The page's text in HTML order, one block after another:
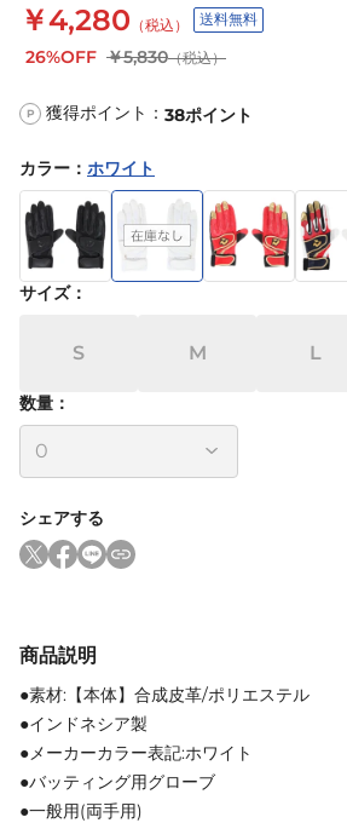
￥4,280 （税込） 送料無料
26%OFF ￥5,830（税込）
P 獲得ポイント： 38ポイント
カラー ： ホワイト
サイズ：
S M L
数量：
シェアする
商品説明
●素材:【本体】合成皮革/ポリエステル
●インドネシア製
●メーカーカラー表記:ホワイト
●バッティング用グローブ
●一般用(両手用)